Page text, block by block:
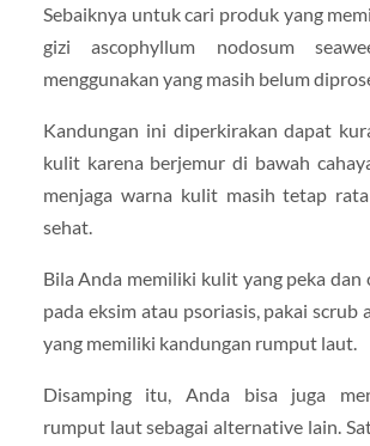
Sebaiknya untuk cari produk yang
gizi ascophyllum nodosum
menggunakan yang masih belum
Kandungan ini diperkirakan dapat
kulit karena berjemur di bawah
menjaga warna kulit masih tetap
sehat.
Bila Anda memiliki kulit yang peka dan
pada eksim atau psoriasis, pakai scrub
yang memiliki kandungan rumput laut.
Disamping itu, Anda bisa juga
rumput laut sebagai alternative lain.